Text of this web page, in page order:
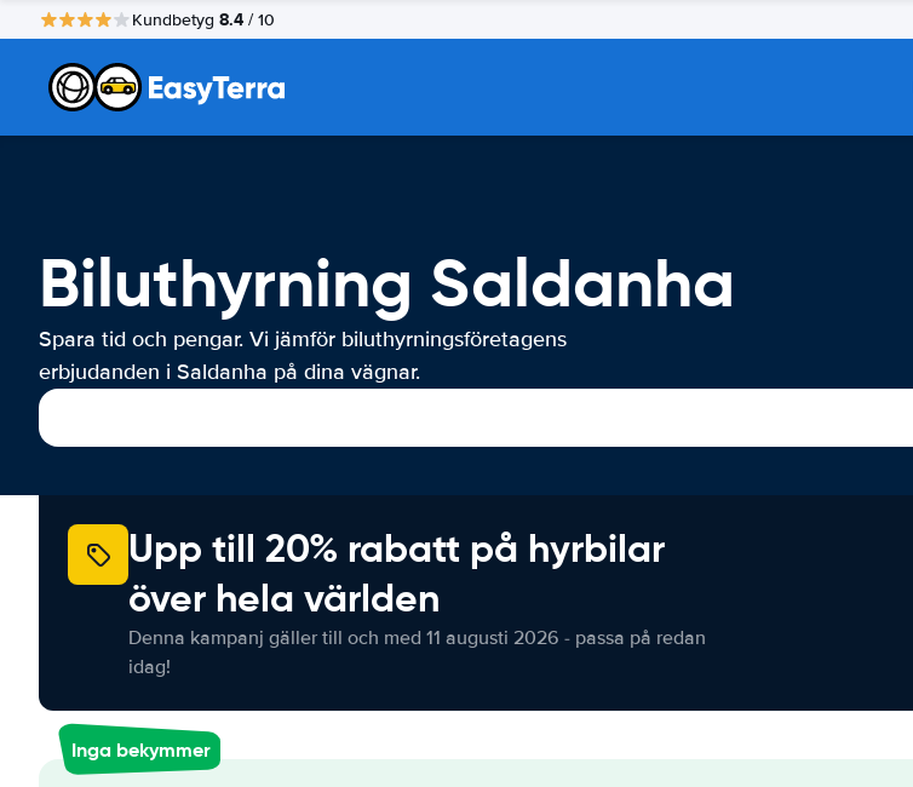
Kundbetyg 8.4 / 10
Biluthyrning Saldanha
Spara tid och pengar. Vi jämför biluthyrningsföretagens
erbjudanden i Saldanha på dina vägnar.
Upp till 20% rabatt på hyrbilar
över hela världen
Denna kampanj gäller till och med 11 augusti 2026 - passa på redan
idag!
Inga bekymmer